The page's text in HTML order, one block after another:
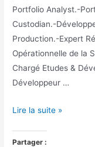
Portfolio Analyst.-
Custodian.-
Production.-Expert
Opérationnelle de la
Chargé Etudes &
Développeur …
Lire la suite »
Partager :